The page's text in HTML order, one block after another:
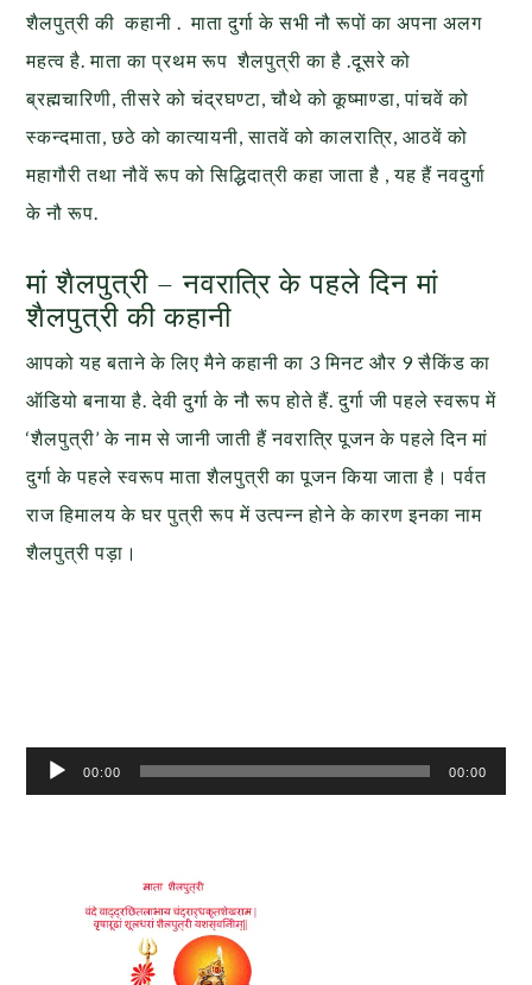
शैलपुत्री की कहानी . माता दुर्गा के सभी नौ रूपों का अपना अलग
महत्व है. माता का प्रथम रूप शैलपुत्री का है .दूसरे को
ब्रह्मचारिणी, तीसरे को चंद्रघण्टा, चौथे को कूष्माण्डा, पांचवें को
स्कन्दमाता, छठे को कात्यायनी, सातवें को कालरात्रि, आठवें को
महागौरी तथा नौवें रूप को सिद्धिदात्री कहा जाता है , यह हैं नवदुर्गा
के नौ रूप.
मां शैलपुत्री – नवरात्रि के पहले दिन मां
शैलपुत्री की कहानी
आपको यह बताने के लिए मैने कहानी का 3 मिनट और 9 सैकिंड का
ऑडियो बनाया है. देवी दुर्गा के नौ रूप होते हैं. दुर्गा जी पहले स्वरूप में
‘शैलपुत्री’ के नाम से जानी जाती हैं नवरात्रि पूजन के पहले दिन मां
दुर्गा के पहले स्वरूप माता शैलपुत्री का पूजन किया जाता है। पर्वत
राज हिमालय के घर पुत्री रूप में उत्पन्न होने के कारण इनका नाम
शैलपुत्री पड़ा।
Audio
00:00 00:00